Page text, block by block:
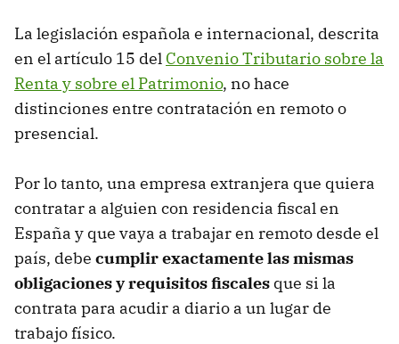
La legislación española e internacional, descrita
en el artículo 15 del Convenio Tributario sobre la
Renta y sobre el Patrimonio, no hace
distinciones entre contratación en remoto o
presencial.
Por lo tanto, una empresa extranjera que quiera
contratar a alguien con residencia fiscal en
España y que vaya a trabajar en remoto desde el
país, debe cumplir exactamente las mismas
obligaciones y requisitos fiscales que si la
contrata para acudir a diario a un lugar de
trabajo físico.